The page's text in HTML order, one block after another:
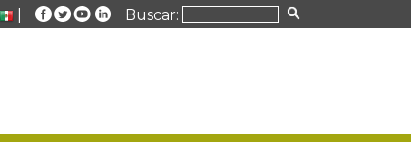
Buscar: